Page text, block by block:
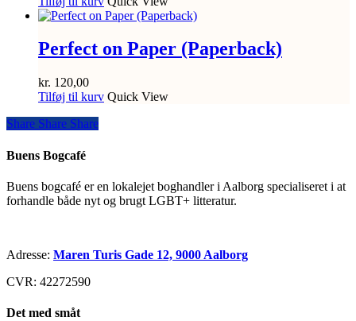
Perfect on Paper (Paperback)
kr. 120,00
Tilføj til kurv Quick View
Share
Share Share Share
Buens Bogcafé
Buens bogcafé er en lokalejet boghandler i Aalborg specialiseret i at
forhandle både nyt og brugt LGBT+ litteratur.
Adresse: Maren Turis Gade 12, 9000 Aalborg
CVR: 42272590
Det med småt